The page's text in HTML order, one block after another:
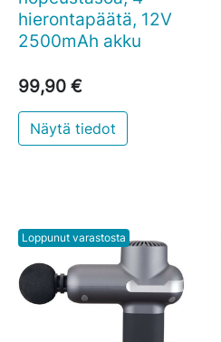
hierontapäätä, 12V
2500mAh akku
99,90 €
Näytä tiedot
Loppunut varastosta